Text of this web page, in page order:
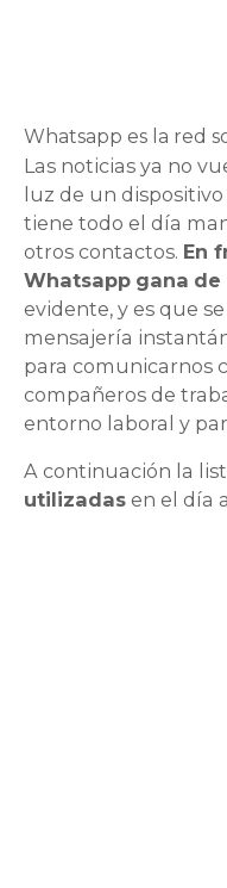
Whatsapp es la red
Las noticias ya no
luz de un
tiene todo el día
otros contactos. En
Whatsapp gana de
evidente, y es que
mensajería
para comunicarnos
compañeros de
entorno laboral y
A continuación la
utilizadas en el día